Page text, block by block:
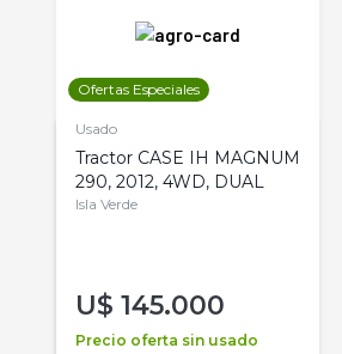
Ofertas Especiales
Usado
Tractor CASE IH MAGNUM
290, 2012, 4WD, DUAL
Isla Verde
U$ 145.000
Precio oferta sin usado